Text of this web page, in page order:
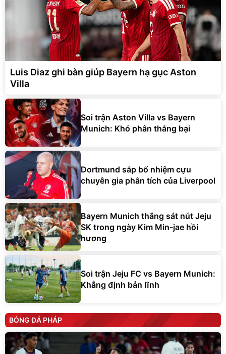
Luis Diaz ghi bàn giúp Bayern hạ gục Aston
Villa
Soi trận Aston Villa vs Bayern
Munich: Khó phân thắng bại
Dortmund sắp bổ nhiệm cựu
chuyên gia phân tích của Liverpool
Bayern Munich thắng sát nút Jeju
SK trong ngày Kim Min-jae hồi
hương
Soi trận Jeju FC vs Bayern Munich:
Khẳng định bản lĩnh
BÓNG ĐÁ PHÁP